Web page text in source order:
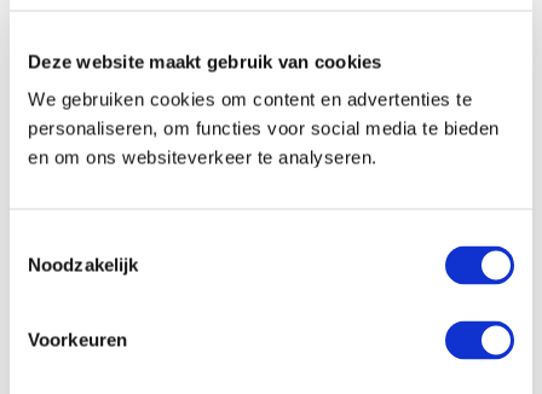
Deze website maakt gebruik van cookies
We gebruiken cookies om content en advertenties te
personaliseren, om functies voor social media te bieden
en om ons websiteverkeer te analyseren.
Noodzakelijk
Voorkeuren
Der Züchter dieses Zierlauchs